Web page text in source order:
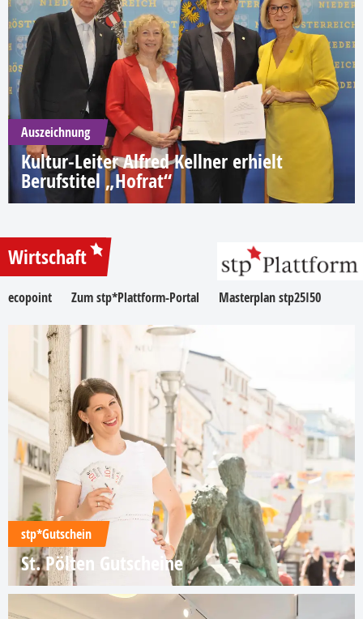
Auszeichnung
Kultur-Leiter Alfred Kellner erhielt
Berufstitel „Hofrat“
Wirtschaft
ecopoint Zum stp*Plattform-Portal Masterplan stp25I50
stp*Gutschein
St. Pölten Gutscheine